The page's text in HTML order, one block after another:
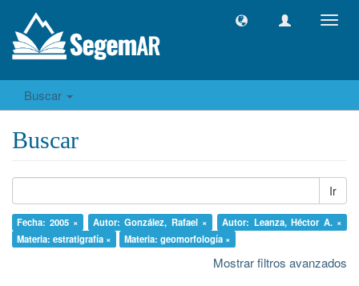
Buscar
Buscar
Ir
Fecha: 2005 × Autor: González, Rafael ×
Autor: Leanza, Héctor A. ×
Materia: estratigrafía ×
Materia: geomorfología ×
Mostrar filtros avanzados